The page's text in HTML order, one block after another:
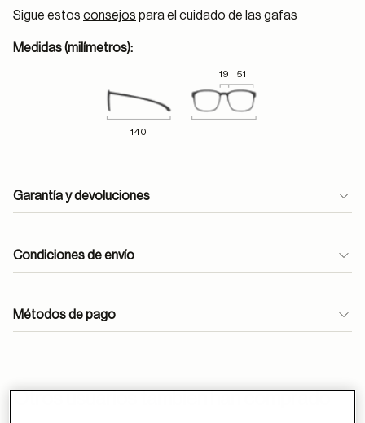
Sigue estos consejos para el cuidado de las gafas
Medidas (milímetros):
19 51
140
Garantía y devoluciones
ayuda
Condiciones de envío
Métodos de pago